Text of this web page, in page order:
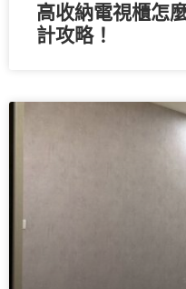
高收納電視櫃怎
計攻略！